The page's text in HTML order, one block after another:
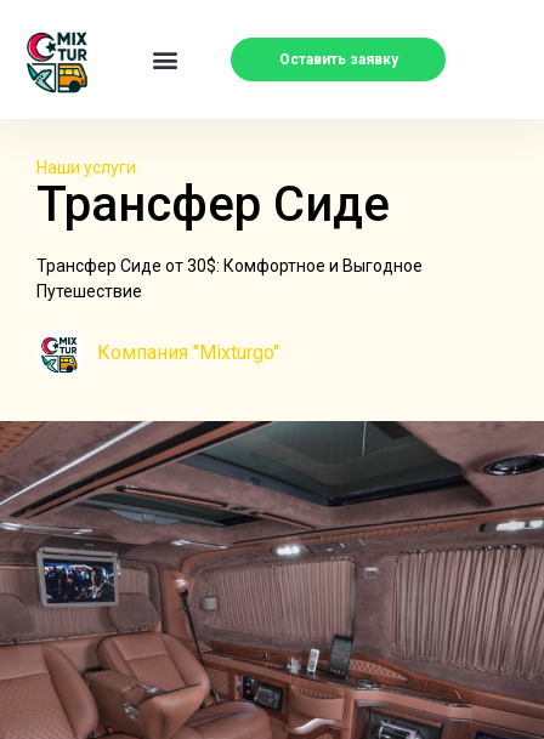
Оставить заявку
Наши услуги
Трансфер Сиде
Трансфер Сиде от 30$: Комфортное и Выгодное
Путешествие
Компания "Mixturgo"